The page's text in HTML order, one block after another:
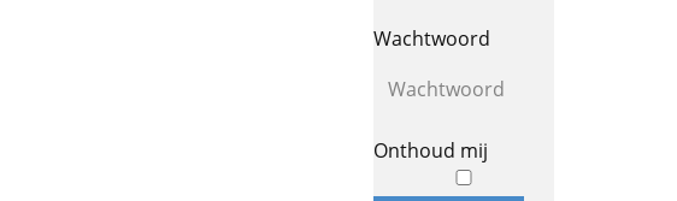
Wachtwoord
Onthoud mij